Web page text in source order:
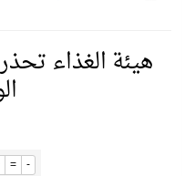
هيئة الغذاء
= -